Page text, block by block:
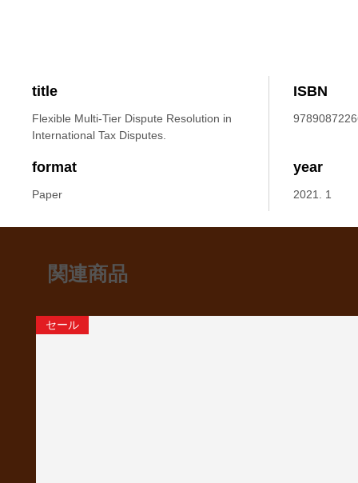
title
Flexible Multi-Tier Dispute Resolution in
International Tax Disputes.
ISBN
format
Paper
year
2021. 1
関連商品
セール